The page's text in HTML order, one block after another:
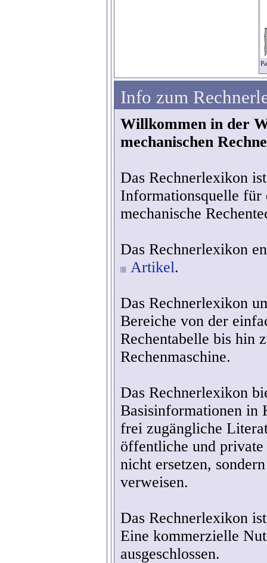
Info zum
Willkommen in der
mechanischen
Das Rechnerlexikon
Informationsquelle für
mechanische
Das Rechnerlexikon
Artikel.
Das Rechnerlexikon
Bereiche von der
Rechentabelle bis hin
Rechenmaschine.
Das Rechnerlexikon
Basisinformationen in
frei zugängliche
öffentliche und private
nicht ersetzen,
verweisen.
Das Rechnerlexikon
Eine kommerzielle
ausgeschlossen.